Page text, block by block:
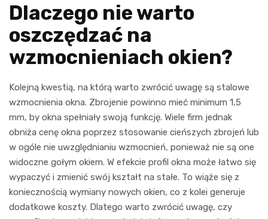
Dlaczego nie warto
oszczędzać na
wzmocnieniach okien?
Kolejną kwestią, na którą warto zwrócić uwagę są stalowe
wzmocnienia okna. Zbrojenie powinno mieć minimum 1,5
mm, by okna spełniały swoją funkcję. Wiele firm jednak
obniża cenę okna poprzez stosowanie cieńszych zbrojeń lub
w ogóle nie uwzględnianiu wzmocnień, ponieważ nie są one
widoczne gołym okiem. W efekcie profil okna może łatwo się
wypaczyć i zmienić swój kształt na stałe. To wiąże się z
koniecznością wymiany nowych okien, co z kolei generuje
dodatkowe koszty. Dlatego warto zwrócić uwagę, czy